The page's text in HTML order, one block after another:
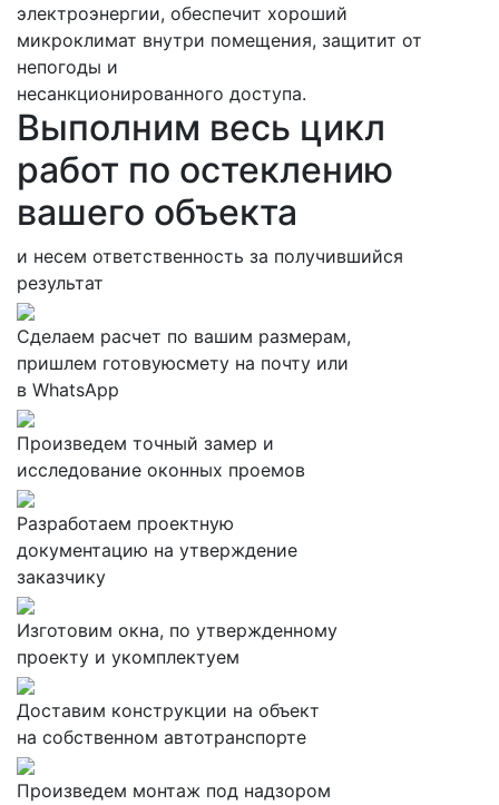
электроэнергии, обеспечит хороший
микроклимат внутри помещения, защитит от
непогоды и
несанкционированного доступа.
Выполним весь цикл
работ по остеклению
вашего объекта
и несем ответственность за получившийся
результат
Cделаем расчет по вашим размерам,
пришлем готовуюсмету на почту или
в WhatsApp
Произведем точный замер и
исследование оконных проемов
Разработаем проектную
документацию на утверждение
заказчику
Изготовим окна, по утвержденному
проекту и укомплектуем
Доставим конструкции на объект
на собственном автотранспорте
Произведем монтаж под надзором